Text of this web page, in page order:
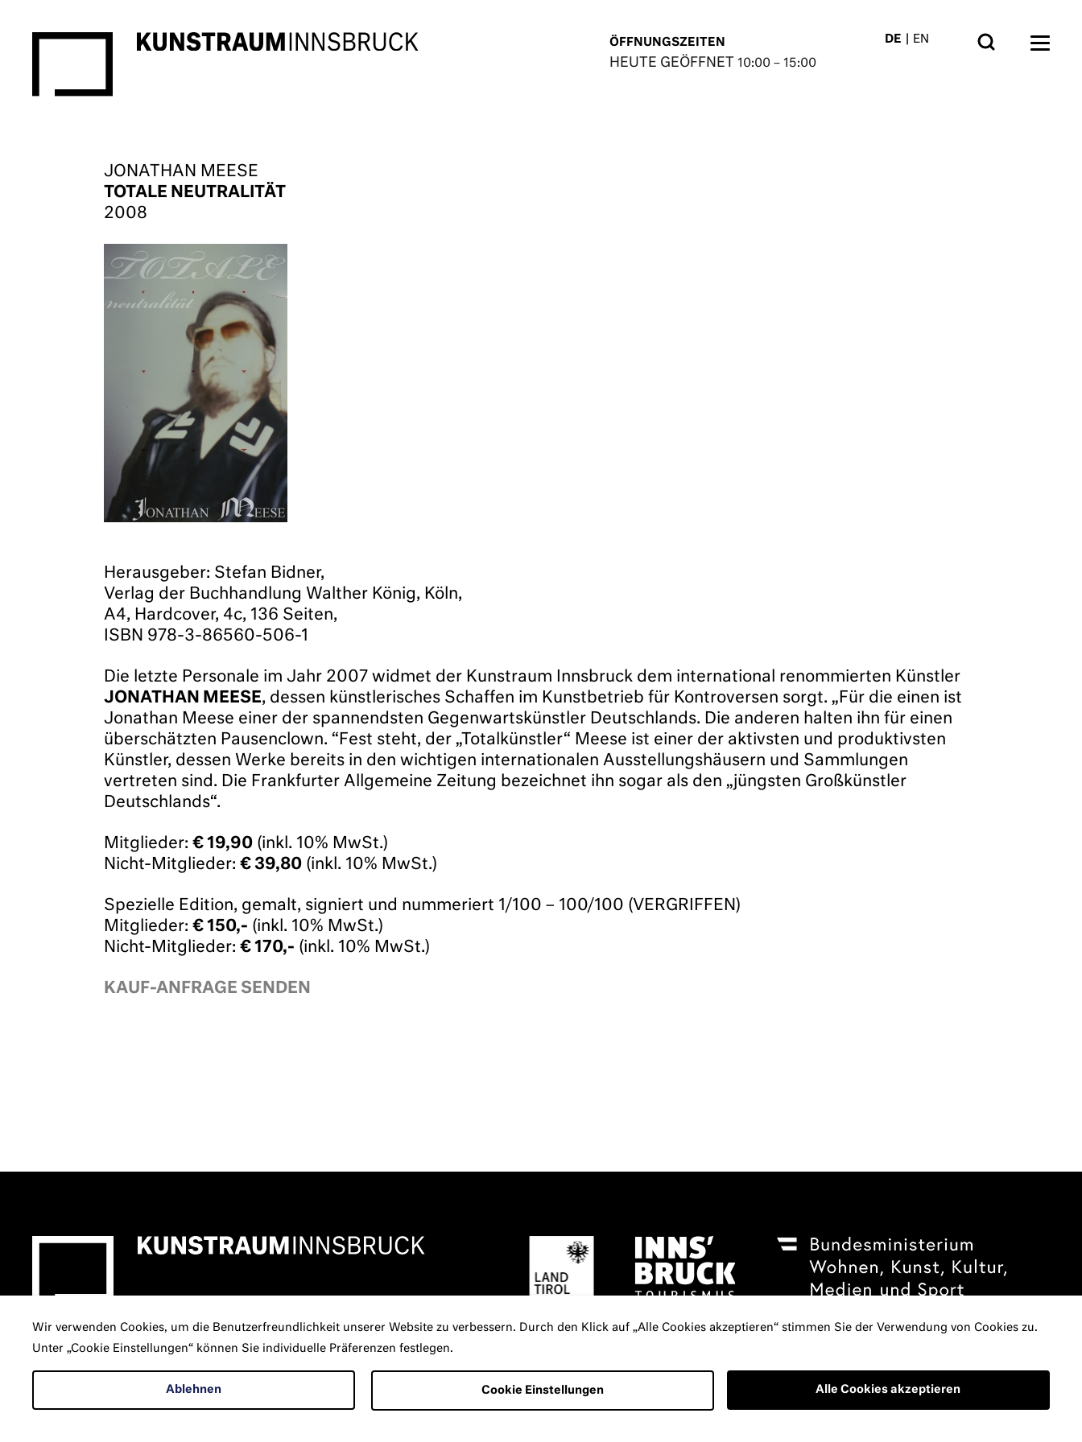
ÖFFNUNGSZEITEN
HEUTE GEÖFFNET 10:00 – 15:00
DE EN
JONATHAN MEESE
TOTALE NEUTRALITÄT
2008
Herausgeber: Stefan Bidner,
Verlag der Buchhandlung Walther König, Köln,
A4, Hardcover, 4c, 136 Seiten,
ISBN 978-3-86560-506-1
Die letzte Personale im Jahr 2007 widmet der Kunstraum Innsbruck dem international renommierten Künstler
JONATHAN MEESE, dessen künstlerisches Schaffen im Kunstbetrieb für Kontroversen sorgt. „Für die einen ist
Jonathan Meese einer der spannendsten Gegenwartskünstler Deutschlands. Die anderen halten ihn für einen
überschätzten Pausenclown. “Fest steht, der „Totalkünstler“ Meese ist einer der aktivsten und produktivsten
Künstler, dessen Werke bereits in den wichtigen internationalen Ausstellungshäusern und Sammlungen
vertreten sind. Die Frankfurter Allgemeine Zeitung bezeichnet ihn sogar als den „jüngsten Großkünstler
Deutschlands“.
Mitglieder: € 19,90 (inkl. 10% MwSt.)
Nicht-Mitglieder: € 39,80 (inkl. 10% MwSt.)
Spezielle Edition, gemalt, signiert und nummeriert 1/100 – 100/100 (VERGRIFFEN)
Mitglieder: € 150,- (inkl. 10% MwSt.)
Nicht-Mitglieder: € 170,- (inkl. 10% MwSt.)
KAUF-ANFRAGE SENDEN
FACEBOOK KONTAKT IMPRESSUM DATENSCHUTZERKLÄRUNG
Wir verwenden Cookies, um die Benutzerfreundlichkeit unserer Website zu verbessern. Durch den Klick auf „Alle Cookies akzeptieren“ stimmen Sie der Verwendung von Cookies zu.
Unter „Cookie Einstellungen“ können Sie individuelle Präferenzen festlegen.
Cookie Einstellungen
Ablehnen Alle Cookies akzeptieren